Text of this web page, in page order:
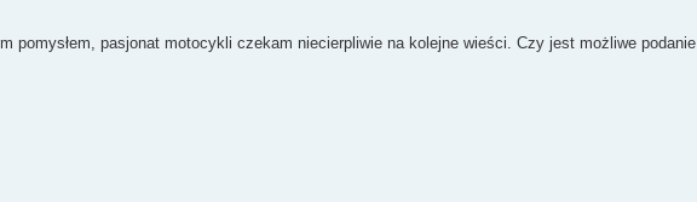
pomysłem, pasjonat motocykli czekam niecierpliwie na kolejne wieści. Czy jest możliwe podanie